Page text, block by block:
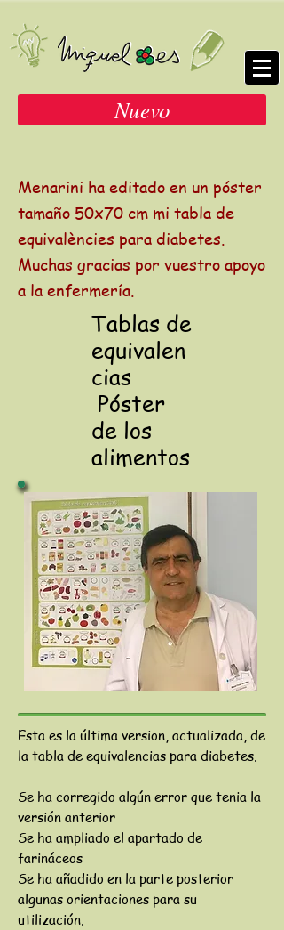
Nuevo
Menarini ha editado en un póster
tamaño 50x70 cm mi tabla de
equivalències para diabetes.
Muchas gracias por vuestro apoyo
a la enfermería.
Tablas de
equivalen
cias
Póster
de los
alimentos
Esta es la última version, actualizada, de
la tabla de equivalencias para diabetes.
Se ha corregido algún error que tenia la
versión anterior
Se ha ampliado el apartado de
farináceos
Se ha añadido en la parte posterior
algunas orientaciones para su
utilización.